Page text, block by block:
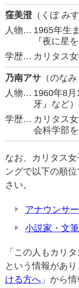
窪美澄（くぼ みす
人物… 1965年生
『夜に星
学歴… カリタス
乃南アサ （のなみ
人物… 1960年8
牙』など）
学歴… カリタス
会科学部
なお、カリタス
ングで以下の順
さい。
アナウンサ
小説家・文
「この人もカリ
という情報があ
ける方へ 」から